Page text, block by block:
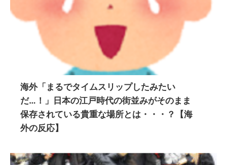
海外「まるでタイムスリップしたみたい
だ…！」日本の江戸時代の街並みがそのまま
保存されている貴重な場所とは・・・？【海
外の反応】